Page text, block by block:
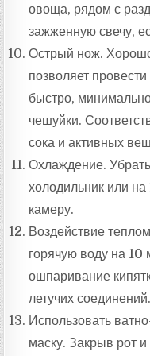
овоща, рядом с
зажженную свечу,
Острый нож.
позволяет
быстро,
чешуйки.
сока и активных
Охлаждение.
холодильник или
камеру.
Воздействие
горячую воду на 10
ошпаривание
летучих соединений.
Использовать
маску. Закрыв рот